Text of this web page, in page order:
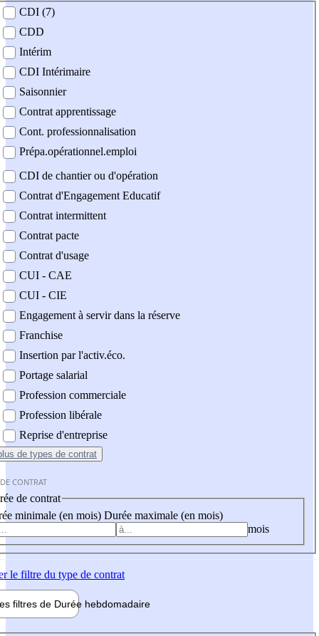
contrat
CDI (7)
CDD
Intérim
CDI Intérimaire
Saisonnier
Contrat apprentissage
Cont. professionnalisation
Prépa.opérationnel.emploi
CDI de chantier ou d'opération
Contrat d'Engagement Educatif
Contrat intermittent
Contrat pacte
Contrat d'usage
CUI - CAE
CUI - CIE
Engagement à servir dans la réserve
Franchise
Insertion par l'activ.éco.
Portage salarial
Profession commerciale
Profession libérale
Reprise d'entreprise
de types de contrat
CONTRAT
de contrat
minimale (en mois) Durée maximale (en mois)
mois
le filtre du type de contrat
filtres de Durée hebdomadaire